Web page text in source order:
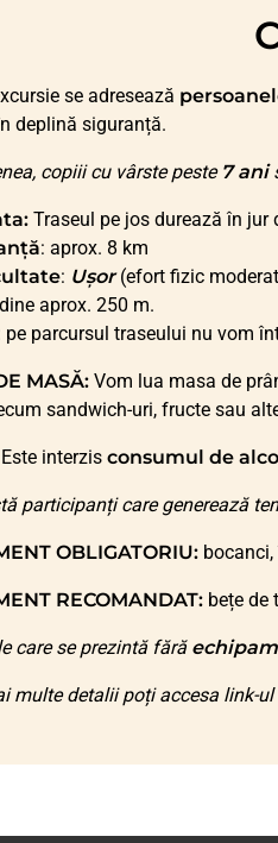
se adresează
deplină siguranță.
copiii cu vârste peste 7 ani
Traseul pe jos durează în jur
: aprox. 8 km
: Ușor(efort fizic
aprox. 250 m.
pe parcursul traseului nu vom
MASĂ: Vom lua masa de
sandwich-uri, fructe sau
Este interzis consumul de
participanți care generează
OBLIGATORIU:
RECOMANDAT: bețe de
care se prezintă fără
multe detalii poți accesa link-